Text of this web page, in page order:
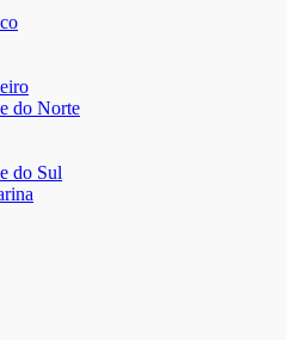
do Norte
do Sul